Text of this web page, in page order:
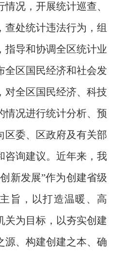
况，开展统计巡查、
查处统计违法行为，组
指导和协调全区统计业
全区国民经济和社会发
对全区国民经济、科技
情况进行统计分析、预
区委、区政府及有关部
询建议。 近年来，我
新发展”作为创建省级
旨，以打造温暖、高
关为目标，以夯实创建
源、构建创建之本、确